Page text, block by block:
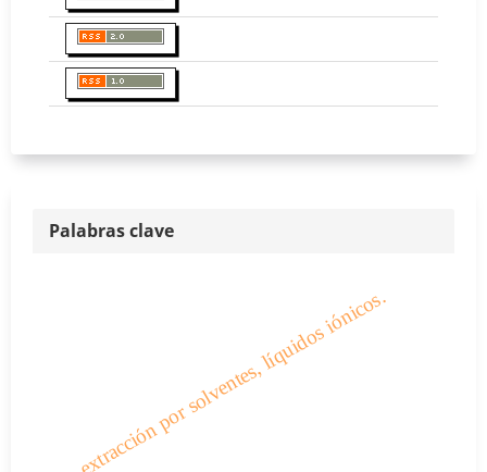
Palabras clave
extracción por solventes, líquidos iónicos.